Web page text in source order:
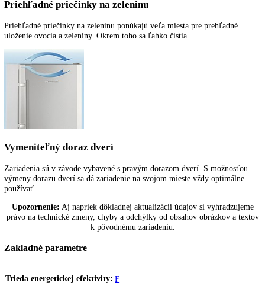
vo vnútornom priestore mrazničky aj na samotných mrazených
Tým pádom sa minimalizuje potreba odmrazovanie. Zapenený
špirálach obtáča vnútorný priestor mrazničky a tým umožňuje veľmi
teplotný výmenu s extrémne nízkou spotrebou energie. Vnútorné
mrazničky sú veľmi hladké a tak ľahko čistiteľné.
Po vybratí mraziacich zásuviek a za nimi sa nachádzajúcimi
dvojitými dnami vznikne VarioSpace, čo je praktický systém pre
mimoriadne vysoký úložný priestor.
Priehľadné priečinky na zeleninu
Priehľadné priečinky na zeleninu ponúkajú veľa miesta pre prehľadné
uloženie ovocia a zeleniny. Okrem toho sa ľahko čistia.